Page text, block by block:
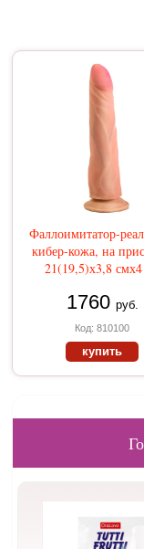
Фаллоимитатор-
кибер-кожа, на
21(19,5)х3,8
1760 руб.
Код: 810100
купить